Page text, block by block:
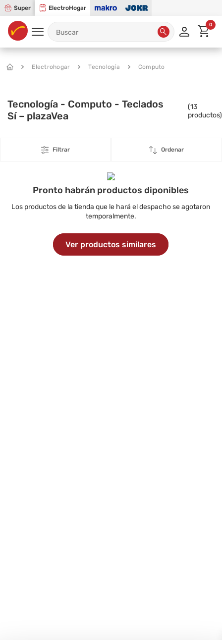
Super ElectroHogar
0
Electrohogar Tecnología Computo
Tecnología - Computo - Teclados
Sí – plazaVea
(13
productos)
Filtrar Ordenar
Pronto habrán productos diponibles
Los productos de la tienda que le hará el despacho se agotaron
temporalmente.
Ver productos similares